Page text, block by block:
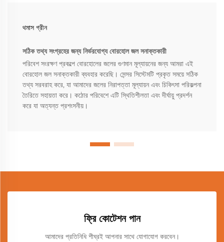
থমাস গ্রীন
সঠিক তথ্য সংগ্রহের জন্য নির্ভরযোগ্য বোরহোল জল সনাক্তকারী
পরিবেশ সংরক্ষণ প্রকল্পে বোরহোলের জলের গুণমান মূল্যায়নের জন্য আমরা এই
বোরহোল জল সনাক্তকারী ব্যবহার করেছি। সেন্সর সিস্টেমটি প্রকৃত সময়ে সঠিক
তথ্য সরবরাহ করে, যা আমাদের জলের নিরাপত্তা মূল্যায়ন এবং চিকিৎসা পরিকল্পনা
তৈরিতে সহায়তা করে। কঠোর পরিবেশে এটি স্থিতিশীলতা এবং দীর্ঘায়ু প্রদর্শন
করে যা অত্যন্ত প্রশংসনীয়।
ফ্রি কোটেশন পান
আমাদের প্রতিনিধি শীঘ্রই আপনার সাথে যোগাযোগ করবেন।